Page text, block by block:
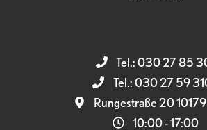
Tel.: 030 27 85
Tel.: 030 27 59
Rungestraße 20
10:00 - 17:00